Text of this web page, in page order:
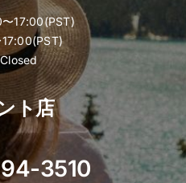
〜17:00(PST)
ト店
3510